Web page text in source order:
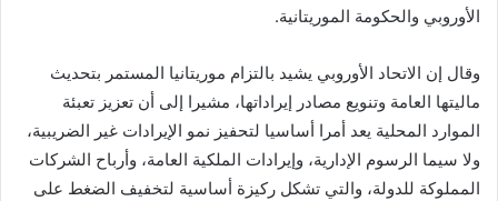
الأوروبي والحكومة الموريتانية.
وقال إن الاتحاد الأوروبي يشيد بالتزام موريتانيا المستمر بتحديث
ماليتها العامة وتنويع مصادر إيراداتها، مشيرا إلى أن تعزيز تعبئة
الموارد المحلية يعد أمرا أساسيا لتحفيز نمو الإيرادات غير الضريبية،
ولا سيما الرسوم الإدارية، وإيرادات الملكية العامة، وأرباح الشركات
المملوكة للدولة، والتي تشكل ركيزة أساسية لتخفيف الضغط على